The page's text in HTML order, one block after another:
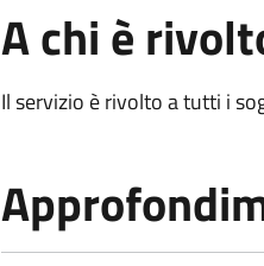
A chi è
Il servizio è rivolto a tutti i